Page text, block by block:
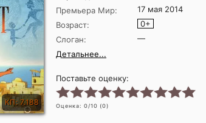
КП: 7.188
Премьера Мир:
17 мая 2014
Возраст:
0+
Слоган:
—
Детальнее...
Поставьте оценку:
Оценка: 0/10 (0)